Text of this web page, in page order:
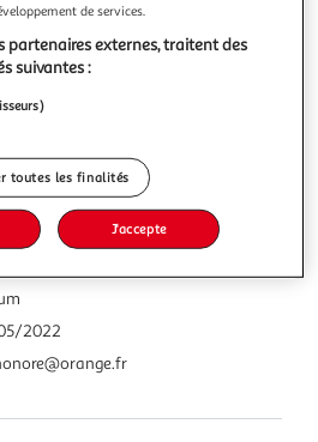
Afficher le prix
2022
de services.
partenaires externes, traitent des
suivantes :
toutes les finalités
J'accepte